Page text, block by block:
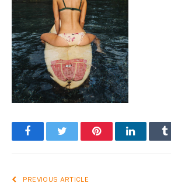
FacebookTwitter PinterestLinkedIn
PREVIOUS ARTICLE